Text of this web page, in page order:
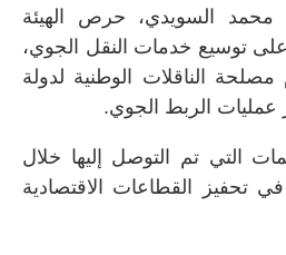
السويدي، حرص الهيئة
على توسيع خدمات النقل الجوي،
الناقلات الوطنية لدولة
عمليات الربط الجوي.
التي تم التوصل إليها خلال
تحفيز القطاعات الاقتصادية